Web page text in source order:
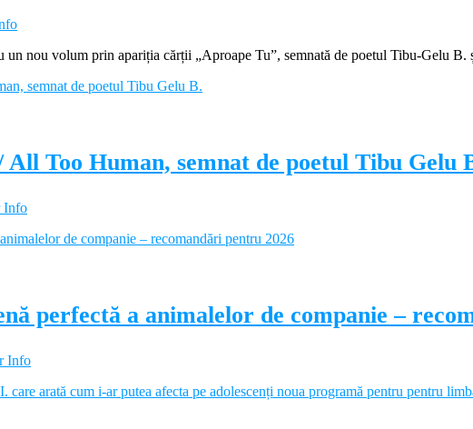
un nou volum prin apariția cărții „Aproape Tu”, semnată de poetul Tibu-Gelu B.
Too Human, semnat de poetul Tibu Gelu
Info
perfectă a animalelor de companie –
Info